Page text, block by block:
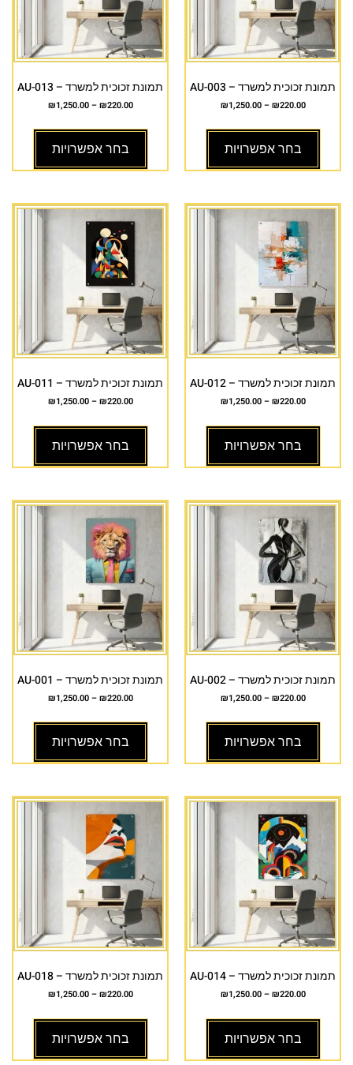
תמונת זכוכית למשרד – AU-003
₪220.00
–
₪1,250.00
בחר אפשרויות
תמונת זכוכית למשרד – AU-013
₪220.00
–
₪1,250.00
בחר אפשרויות
תמונת זכוכית למשרד – AU-012
₪220.00
–
₪1,250.00
בחר אפשרויות
תמונת זכוכית למשרד – AU-011
₪220.00
–
₪1,250.00
בחר אפשרויות
תמונת זכוכית למשרד – AU-002
₪220.00
–
₪1,250.00
בחר אפשרויות
תמונת זכוכית למשרד – AU-001
₪220.00
–
₪1,250.00
בחר אפשרויות
תמונת זכוכית למשרד – AU-014
₪220.00
–
₪1,250.00
בחר אפשרויות
תמונת זכוכית למשרד – AU-018
₪220.00
–
₪1,250.00
בחר אפשרויות